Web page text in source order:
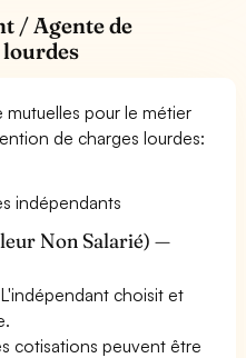
/ Agente de
mutuelles pour le métier
de charges lourdes:
indépendants
Non Salarié) —
choisit et
cotisations peuvent être